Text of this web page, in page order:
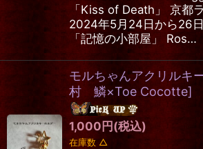
「Kiss of Death」 京都
2024年5月24日から26
「記憶の小部屋」 Ros…
モルちゃんアクリルキ
村 鱗×Toe Cocotte]
1,000 円 (税込)
在庫数 △